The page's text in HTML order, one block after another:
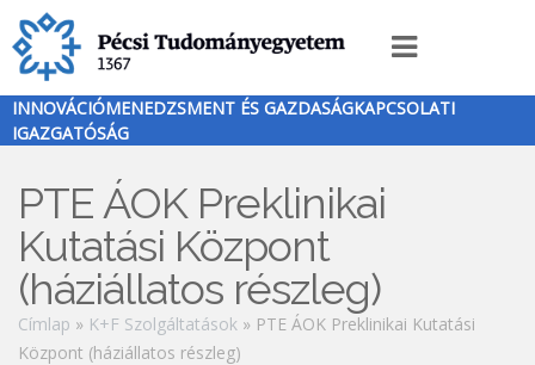
Ugrás
tartalomra
Innováció
menü
INNOVÁCIÓMENEDZSMENT ÉS GAZDASÁGKAPCSOLATI
IGAZGATÓSÁG
PTE ÁOK Preklinikai
Kutatási Központ
(háziállatos részleg)
Morzsa
Címlap K+F Szolgáltatások
PTE ÁOK Preklinikai Kutatási
Központ (háziállatos részleg)